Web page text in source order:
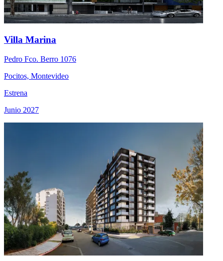
Villa Marina
Pedro Fco. Berro 1076
Pocitos, Montevideo
Estrena
Junio 2027